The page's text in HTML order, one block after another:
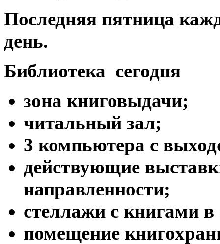
Последняя пятница
день.
Библиотека сегодня
зона книговыдачи;
читальный зал;
3 компьютера с
действующие
направленности;
стеллажи с книгами в
помещение